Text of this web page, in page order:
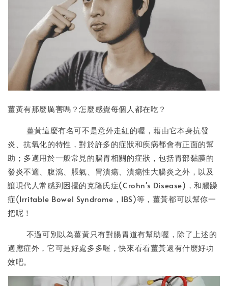
薑黃有那麼厲害嗎？怎麼感覺每個人都在吃？
薑黃這麼有名可不是意外走紅的喔，藉由它本身抗發
炎、抗氧化的特性，對於許多的症狀和疾病都會有正面的幫
助；多適用於一般常見的腸胃相關的症狀，包括胃部黏膜的
發炎不適、腹瀉、脹氣、胃潰瘍、潰瘍性大腸炎之外，以及
讓現代人常感到困擾的克隆氏症(Crohn's Disease)，和腸躁
症(Irritable Bowel Syndrome，IBS)等，薑黃都可以幫你一
把呢！
不過可別以為薑黃只有對腸胃道有幫助喔，除了上述的
適應症外，它可是好處多多喔，快來看看薑黃還有什麼好功
效吧。